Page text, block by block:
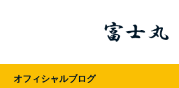
オフィシャルブログ